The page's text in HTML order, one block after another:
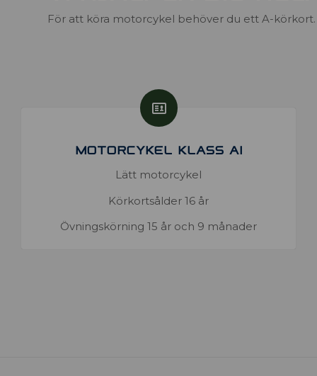
För att köra motorcykel behöver du ett A-
MOTORCYKEL KLASS A1
Lätt motorcykel
Körkortsålder 16 år
Övningskörning 15 år och 9 månader